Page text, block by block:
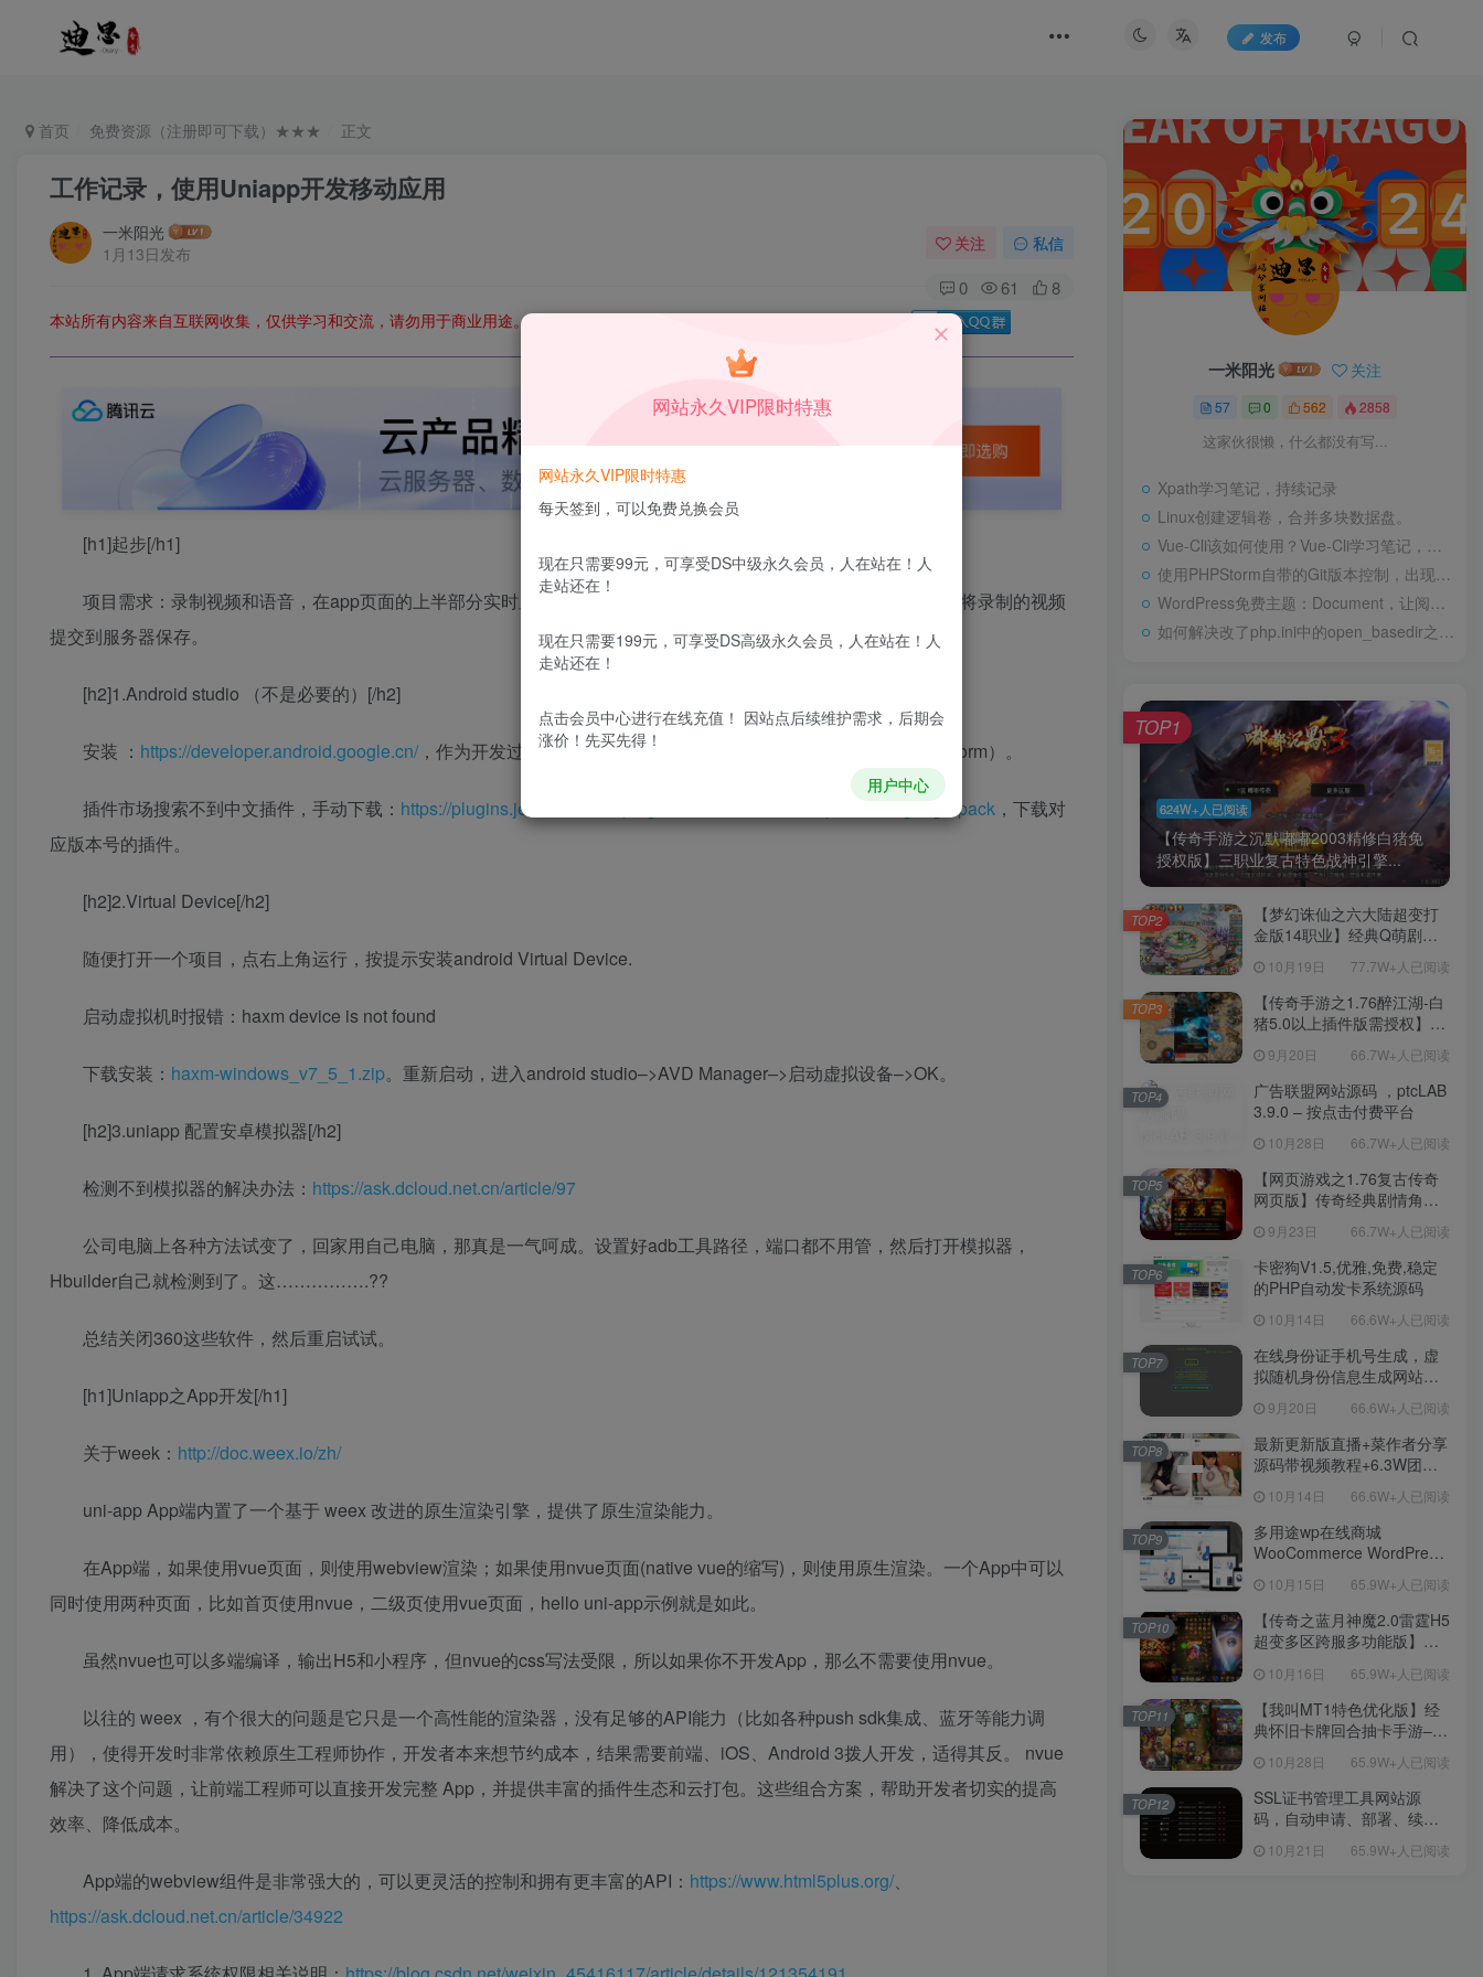
发布
首页 免费资源（注册即可下载）★★★ 正文
工作记录，使用Uniapp开发移动应用
一米阳光
1月13日发布
关注 私信
0 61 8
本站所有内容来自互联网收集，仅供学习和交流，请勿用于商业用途。如有侵权、不妥之处，请第一时间联系我们删除！Q群：
[h1]起步[/h1]
项目需求：录制视频和语音，在app页面的上半部分实时显示。下半部分显示文字提示，提醒用户回答确认。最后将录制的视频
提交到服务器保存。
[h2]1.Android studio （不是必要的）[/h2]
安装 ： https://developer.android.google.cn/，作为开发过程中App的调试工具。（Android Studio基于IntelliJ Platform）。
插件市场搜索不到中文插件，手动下载： https://plugins.jetbrains.com/plugin/13710-chinese-simplified-language-pack ，下载对
应版本号的插件。
[h2]2.Virtual Device[/h2]
随便打开一个项目，点右上角运行，按提示安装android Virtual Device.
启动虚拟机时报错：haxm device is not found
下载安装： haxm-windows_v7_5_1.zip。重新启动，进入android studio–>AVD Manager–>启动虚拟设备–>OK。
[h2]3.uniapp 配置安卓模拟器[/h2]
检测不到模拟器的解决办法： https://ask.dcloud.net.cn/article/97
公司电脑上各种方法试变了，回家用自己电脑，那真是一气呵成。设置好adb工具路径，端口都不用管，然后打开模拟器，
Hbuilder自己就检测到了。这…………….??
总结关闭360这些软件，然后重启试试。
[h1]Uniapp之App开发[/h1]
关于week： http://doc.weex.io/zh/
uni-app App端内置了一个基于 weex 改进的原生渲染引擎，提供了原生渲染能力。
在App端，如果使用vue页面，则使用webview渲染；如果使用nvue页面(native vue的缩写)，则使用原生渲染。一个App中可以
同时使用两种页面，比如首页使用nvue，二级页使用vue页面，hello uni-app示例就是如此。
虽然nvue也可以多端编译，输出H5和小程序，但nvue的css写法受限，所以如果你不开发App，那么不需要使用nvue。
以往的 weex ，有个很大的问题是它只是一个高性能的渲染器，没有足够的API能力（比如各种push sdk集成、蓝牙等能力调
用），使得开发时非常依赖原生工程师协作，开发者本来想节约成本，结果需要前端、iOS、Android 3拨人开发，适得其反。 nvue
解决了这个问题，让前端工程师可以直接开发完整 App，并提供丰富的插件生态和云打包。这些组合方案，帮助开发者切实的提高
效率、降低成本。
App端的webview组件是非常强大的，可以更灵活的控制和拥有更丰富的API： https://www.html5plus.org/、
https://ask.dcloud.net.cn/article/34922
一米阳光 关注
57 0 562 2858
这家伙很懒，什么都没有写...
Xpath学习笔记，持续记录
Linux创建逻辑卷，合并多块数据盘。
Vue-Cli该如何使用？Vue-Cli学习笔记，持续记录
使用PHPStorm自带的Git版本控制，出现Git.exe占用内存过高
WordPress免费主题：Document，让阅读变得更加方便
如何解决改了php.ini中的open_basedir之后仍然报open_basedir restriction错误的问题？
624W+人已阅读
【传奇手游之沉默嘟嘟2003精修白猪免
授权版】三职业复古特色战神引擎...
TOP1
【梦幻诛仙之六大陆超变打
金版14职业】经典Q萌剧情
Linux服务端源码视频架设教
程-新版多功能GM网页后台
工具-安卓苹果IOS双端版
本！
10月19日 77.7W+人已阅读
TOP2
【传奇手游之1.76醉江湖-白
猪5.0以上插件版需授权】三
手游-Win服务端源码视频架
设教程-新版GM多功能网页
授权物品后台-九层妖塔-法宠
系统-历练殿堂-尸家重地-GM
直冲网页后台-安卓苹果IOS
双端版本！
9月20日 66.7W+人已阅读
TOP3
广告联盟网站源码 ，ptcLAB
3.9.0 – 按点击付费平台
10月28日 66.7W+人已阅读
TOP4
【网页游戏之1.76复古传奇
网页版】传奇经典剧情角色
Win服务端源码视频架设教
程！
9月23日 66.7W+人已阅读
TOP5
卡密狗V1.5,优雅,免费,稳定
的PHP自动发卡系统源码
10月14日 66.6W+人已阅读
TOP6
在线身份证手机号生成，虚
拟随机身份信息生成网站源
9月20日 66.6W+人已阅读
TOP7
最新更新版直播+菜作者分享
源码带视频教程+6.3W团购
【源码+教程】
10月14日 66.6W+人已阅读
TOP8
多用途wp在线商城
WooCommerce WordPress
10月15日 65.9W+人已阅读
TOP9
【传奇之蓝月神魔2.0雷霆H5
超变多区跨服多功能版】三
理单机一键即玩镜像端-打包
Linux服务端源码-视频架设
教程
10月16日 65.9W+人已阅读
TOP10
【我叫MT1特色优化版】经
典怀旧卡牌回合抽卡手游–打
教程-多功能GM后台工具-网
页注册-安卓版本！
10月28日 65.9W+人已阅读
TOP11
SSL证书管理工具网站源
码，自动申请、部署、续期
10月21日 65.9W+人已阅读
TOP12
网站永久VIP限时特惠
网站永久VIP限时特惠
每天签到，可以免费兑换会员
现在只需要99元，可享受DS中级永久会员，人在站在！人
走站还在！
现在只需要199元，可享受DS高级永久会员，人在站在！人
走站还在！
点击会员中心进行在线充值！ 因站点后续维护需求，后期会
涨价！先买先得！
用户中心